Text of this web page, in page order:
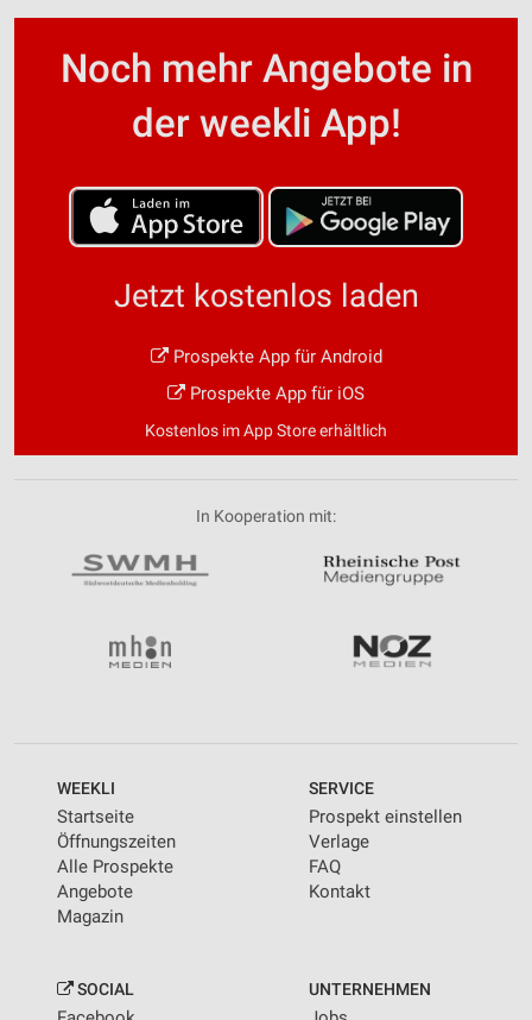
Noch mehr Angebote in
der weekli App!
Jetzt kostenlos laden
Prospekte App für Android
Prospekte App für iOS
Kostenlos im App Store erhältlich
In Kooperation mit:
WEEKLI
Startseite
Öffnungszeiten
Alle Prospekte
Angebote
Magazin
SERVICE
Prospekt einstellen
Verlage
FAQ
Kontakt
SOCIAL UNTERNEHMEN